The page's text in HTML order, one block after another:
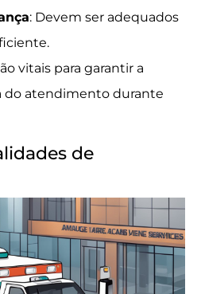
: Devem ser adequados
vitais para garantir a
do atendimento durante
de